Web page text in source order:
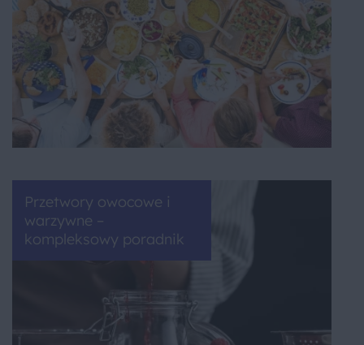
Przetwory owocowe i
warzywne –
kompleksowy poradnik